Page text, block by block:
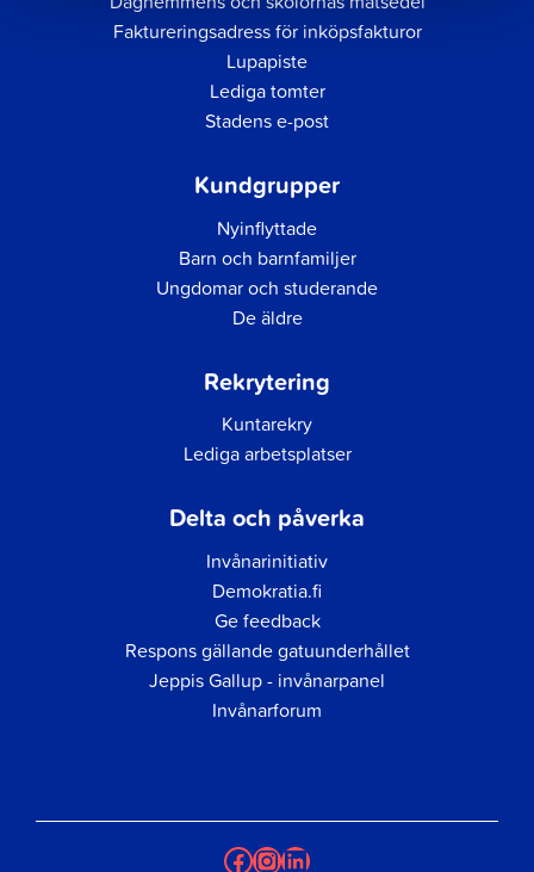
Faktureringsadress för inköpsfakturor
Lupapiste
Lediga tomter
Stadens e-post
Kundgrupper
Nyinflyttade
Barn och barnfamiljer
Ungdomar och studerande
De äldre
Rekrytering
Kuntarekry
Lediga arbetsplatser
Delta och påverka
Invånarinitiativ
Demokratia.fi
Ge feedback
Respons gällande gatuunderhållet
Jeppis Gallup - invånarpanel
Invånarforum
Facebook
Instagram
LinkedIn